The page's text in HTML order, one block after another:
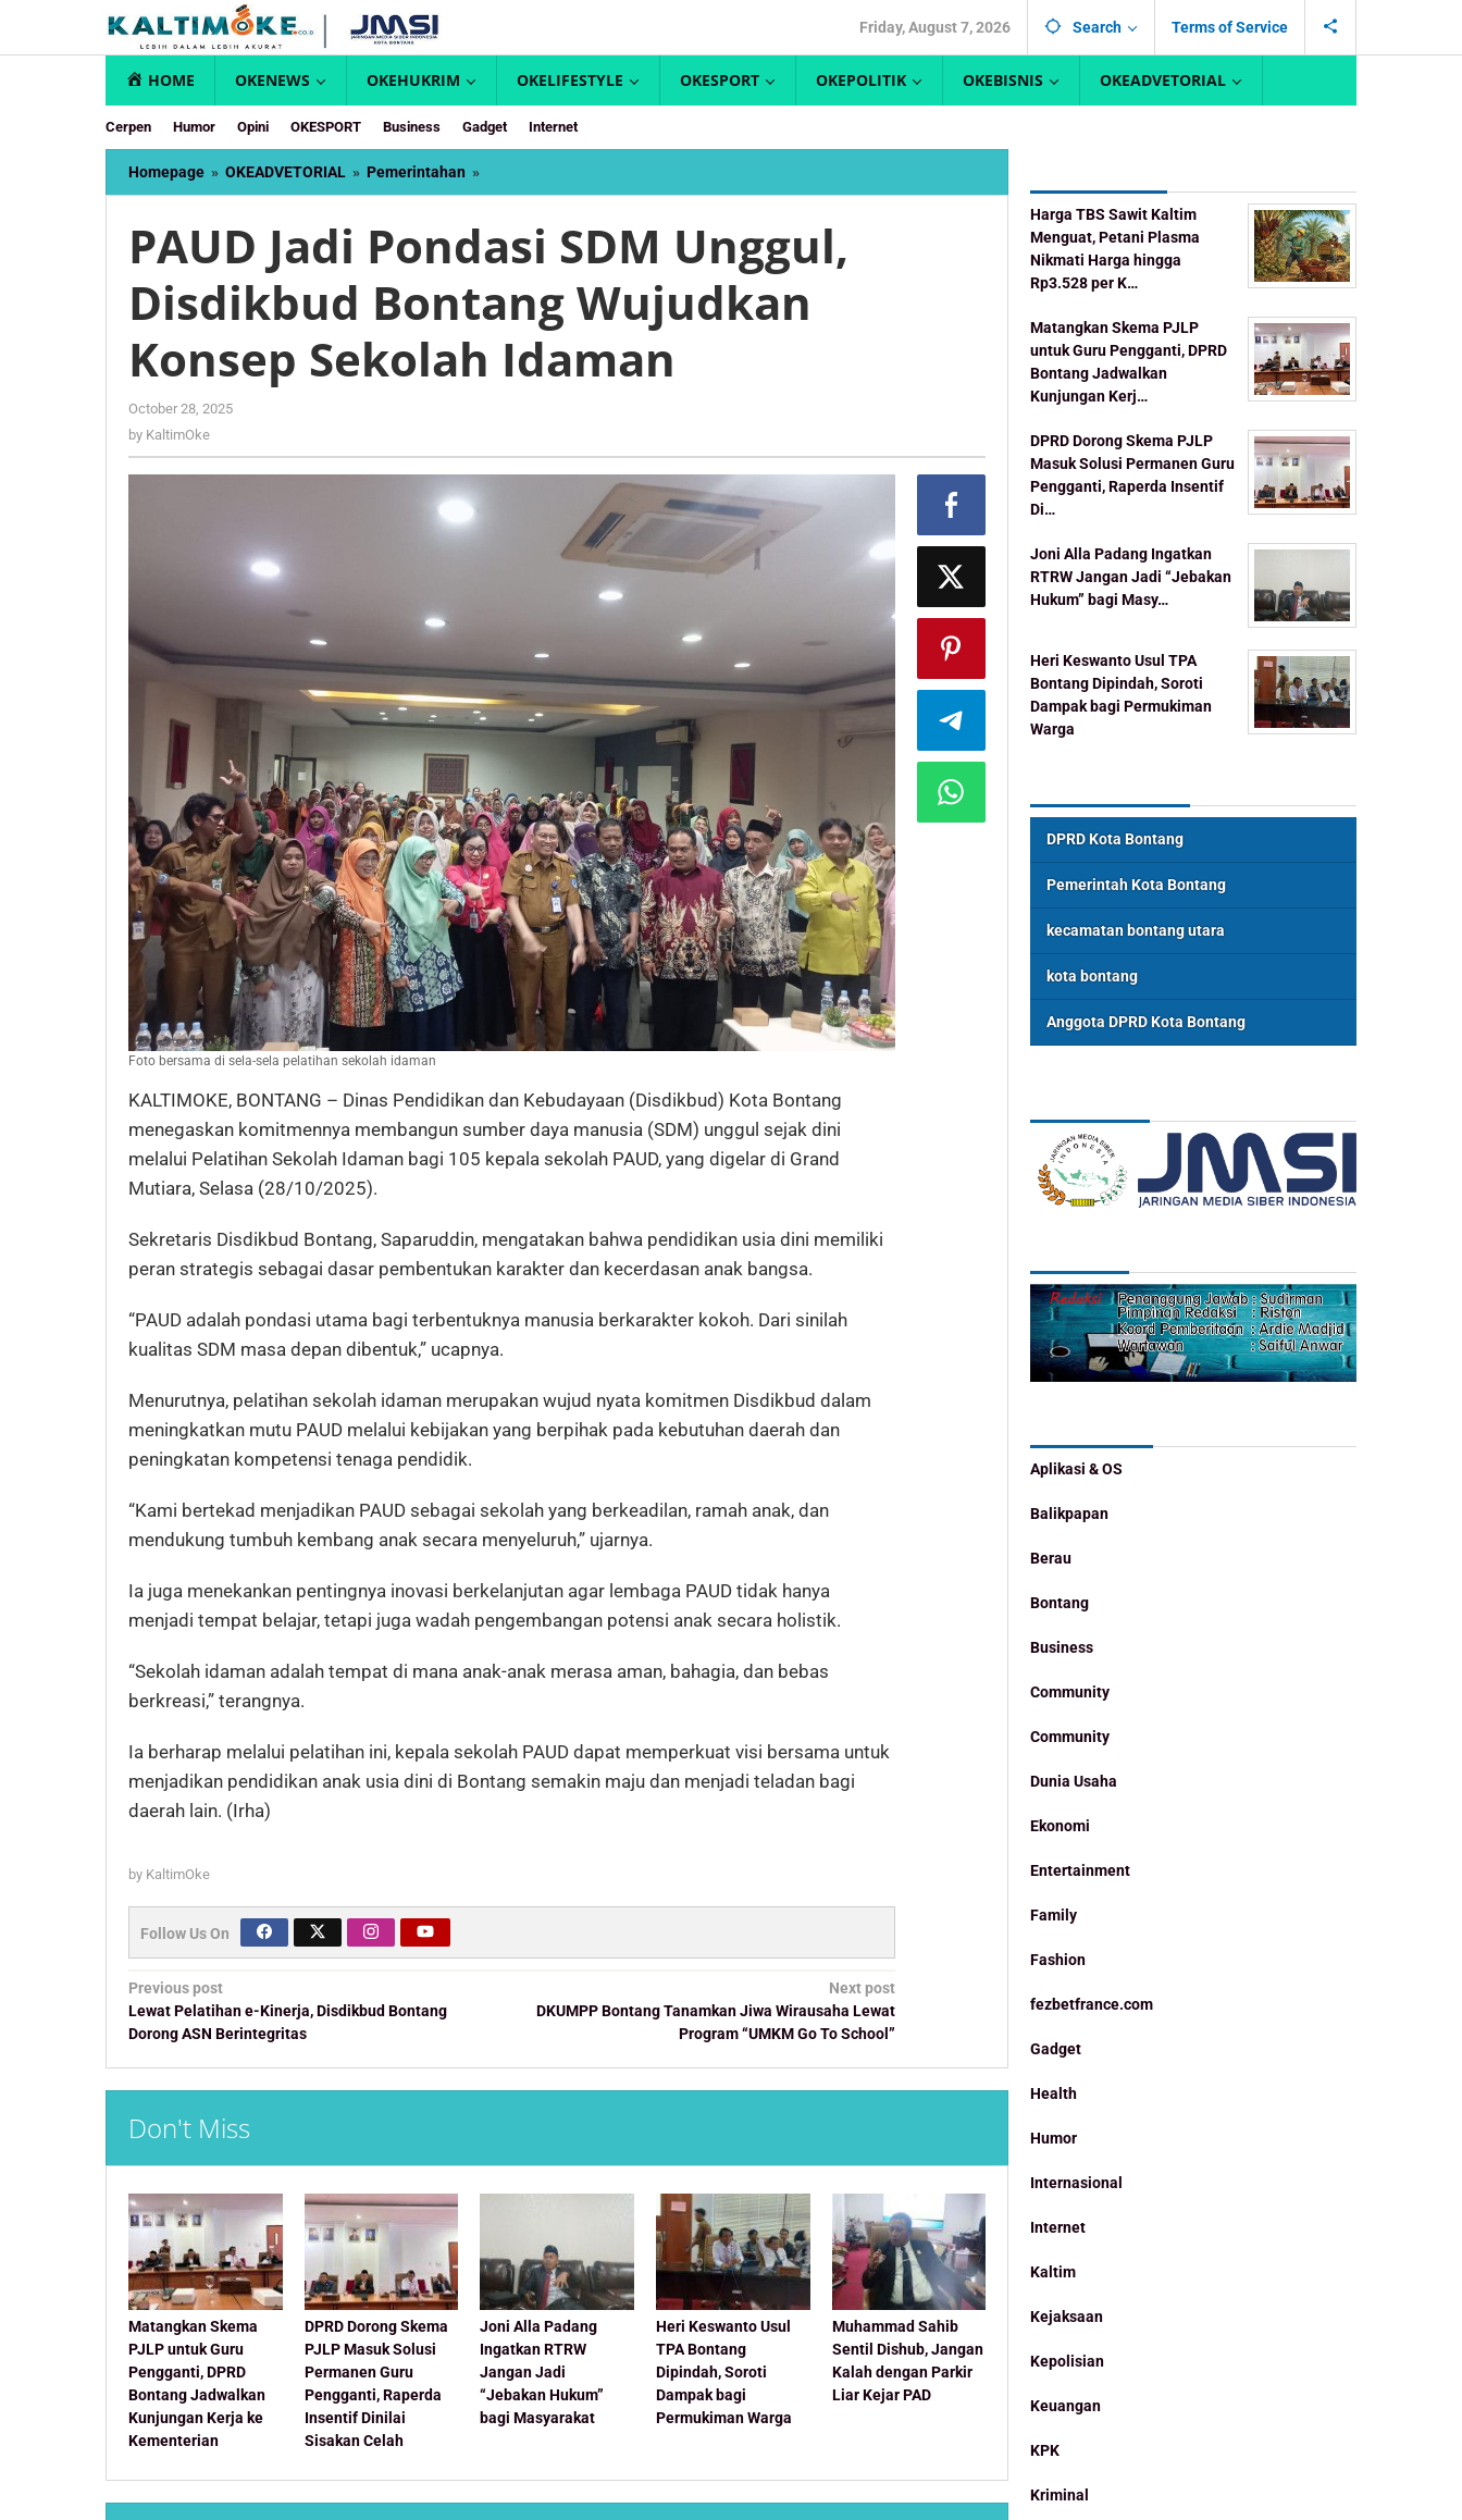
content
Friday, August 7, 2026 Search Terms of Service
HOME OKENEWS OKEHUKRIM OKELIFESTYLE OKESPORT OKEPOLITIK OKEBISNIS OKEADVETORIAL
Cerpen Humor Opini OKESPORT Business Gadget Internet
Homepage » OKEADVETORIAL » Pemerintahan »
Jadi
SDM
Unggul,
Bontang
Wujudkan
Konsep
Sekolah
PAUD Jadi Pondasi SDM Unggul,
Disdikbud Bontang Wujudkan
Konsep Sekolah Idaman
October 28, 2025
by KaltimOke
Foto bersama di sela-sela pelatihan sekolah idaman
KALTIMOKE, BONTANG – Dinas Pendidikan dan Kebudayaan (Disdikbud) Kota Bontang
menegaskan komitmennya membangun sumber daya manusia (SDM) unggul sejak dini
melalui Pelatihan Sekolah Idaman bagi 105 kepala sekolah PAUD, yang digelar di Grand
Mutiara, Selasa (28/10/2025).
Sekretaris Disdikbud Bontang, Saparuddin, mengatakan bahwa pendidikan usia dini memiliki
peran strategis sebagai dasar pembentukan karakter dan kecerdasan anak bangsa.
“PAUD adalah pondasi utama bagi terbentuknya manusia berkarakter kokoh. Dari sinilah
kualitas SDM masa depan dibentuk,” ucapnya.
Menurutnya, pelatihan sekolah idaman merupakan wujud nyata komitmen Disdikbud dalam
meningkatkan mutu PAUD melalui kebijakan yang berpihak pada kebutuhan daerah dan
peningkatan kompetensi tenaga pendidik.
“Kami bertekad menjadikan PAUD sebagai sekolah yang berkeadilan, ramah anak, dan
mendukung tumbuh kembang anak secara menyeluruh,” ujarnya.
Ia juga menekankan pentingnya inovasi berkelanjutan agar lembaga PAUD tidak hanya
menjadi tempat belajar, tetapi juga wadah pengembangan potensi anak secara holistik.
“Sekolah idaman adalah tempat di mana anak-anak merasa aman, bahagia, dan bebas
berkreasi,” terangnya.
Ia berharap melalui pelatihan ini, kepala sekolah PAUD dapat memperkuat visi bersama untuk
menjadikan pendidikan anak usia dini di Bontang semakin maju dan menjadi teladan bagi
daerah lain. (Irha)
by KaltimOke
Follow Us On
Post
navigation
Previous post
Lewat Pelatihan e-Kinerja, Disdikbud Bontang
Dorong ASN Berintegritas
Next post
DKUMPP Bontang Tanamkan Jiwa Wirausaha Lewat
Program “UMKM Go To School”
Don't Miss
Matangkan Skema
PJLP untuk Guru
Pengganti, DPRD
Bontang Jadwalkan
Kunjungan Kerja ke
Kementerian
DPRD Dorong Skema
PJLP Masuk Solusi
Permanen Guru
Pengganti, Raperda
Insentif Dinilai
Sisakan Celah
Joni Alla Padang
Ingatkan RTRW
Jangan Jadi
“Jebakan Hukum”
bagi Masyarakat
Heri Keswanto Usul
TPA Bontang
Dipindah, Soroti
Dampak bagi
Permukiman Warga
Muhammad Sahib
Sentil Dishub, Jangan
Kalah dengan Parkir
Liar Kejar PAD
Harga TBS Sawit Kaltim
Menguat, Petani Plasma
Nikmati Harga hingga
Rp3.528 per K…
Matangkan Skema PJLP
untuk Guru Pengganti, DPRD
Bontang Jadwalkan
Kunjungan Kerj…
DPRD Dorong Skema PJLP
Masuk Solusi Permanen Guru
Pengganti, Raperda Insentif
Di…
Joni Alla Padang Ingatkan
RTRW Jangan Jadi “Jebakan
Hukum” bagi Masy…
Heri Keswanto Usul TPA
Bontang Dipindah, Soroti
Dampak bagi Permukiman
Warga
DPRD Kota Bontang
Pemerintah Kota Bontang
kecamatan bontang utara
kota bontang
Anggota DPRD Kota Bontang
Aplikasi & OS
Balikpapan
Berau
Bontang
Business
Community
Community
Dunia Usaha
Ekonomi
Entertainment
Family
Fashion
fezbetfrance.com
Gadget
Health
Humor
Internasional
Internet
Kaltim
Kejaksaan
Kepolisian
Keuangan
KPK
Kriminal